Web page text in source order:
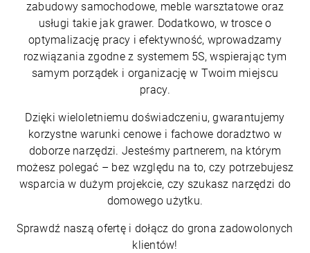
zabudowy samochodowe, meble warsztatowe oraz
usługi takie jak grawer. Dodatkowo, w trosce o
optymalizację pracy i efektywność, wprowadzamy
rozwiązania zgodne z systemem 5S, wspierając tym
samym porządek i organizację w Twoim miejscu
pracy.
Dzięki wieloletniemu doświadczeniu, gwarantujemy
korzystne warunki cenowe i fachowe doradztwo w
doborze narzędzi. Jesteśmy partnerem, na którym
możesz polegać – bez względu na to, czy potrzebujesz
wsparcia w dużym projekcie, czy szukasz narzędzi do
domowego użytku.
Sprawdź naszą ofertę i dołącz do grona zadowolonych
klientów!